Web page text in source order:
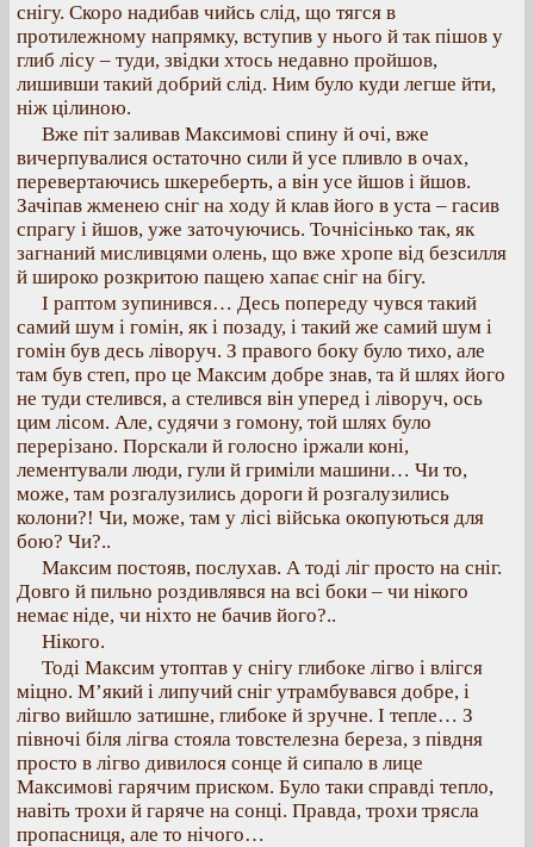
снігу. Скоро надибав чийсь слід, що тягся в
протилежному напрямку, вступив у нього й так пішов у
глиб лісу – туди, звідки хтось недавно пройшов,
лишивши такий добрий слід. Ним було куди легше йти,
ніж цілиною.
Вже піт заливав Максимові спину й очі, вже
вичерпувалися остаточно сили й усе пливло в очах,
перевертаючись шкереберть, а він усе йшов і йшов.
Зачіпав жменею сніг на ходу й клав його в уста – гасив
спрагу і йшов, уже заточуючись. Точнісінько так, як
загнаний мисливцями олень, що вже хропе від безсилля
й широко розкритою пащею хапає сніг на бігу.
І раптом зупинився… Десь попереду чувся такий
самий шум і гомін, як і позаду, і такий же самий шум і
гомін був десь ліворуч. З правого боку було тихо, але
там був степ, про це Максим добре знав, та й шлях його
не туди стелився, а стелився він уперед і ліворуч, ось
цим лісом. Але, судячи з гомону, той шлях було
перерізано. Порскали й голосно іржали коні,
лементували люди, гули й гриміли машини… Чи то,
може, там розгалузились дороги й розгалузились
колони?! Чи, може, там у лісі війська окопуються для
бою? Чи?..
Максим постояв, послухав. А тоді ліг просто на сніг.
Довго й пильно роздивлявся на всі боки – чи нікого
немає ніде, чи ніхто не бачив його?..
Нікого.
Тоді Максим утоптав у снігу глибоке лігво і влігся
міцно. М’який і липучий сніг утрамбувався добре, і
лігво вийшло затишне, глибоке й зручне. І тепле… З
півночі біля лігва стояла товстелезна береза, з півдня
просто в лігво дивилося сонце й сипало в лице
Максимові гарячим приском. Було таки справді тепло,
навіть трохи й гаряче на сонці. Правда, трохи трясла
пропасниця, але то нічого…